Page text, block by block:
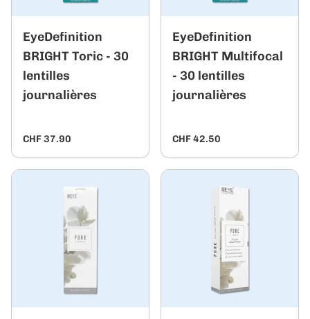
EyeDefinition
BRIGHT Toric - 30
lentilles
journalières
CHF 37.90
EyeDefinition
BRIGHT Multifocal
- 30 lentilles
journalières
CHF 42.50